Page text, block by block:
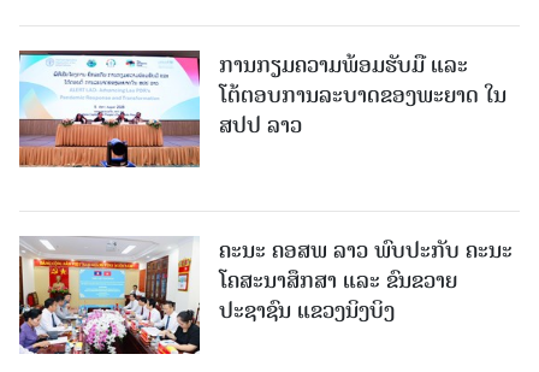
ການກຽມຄວາມພ້ອມຮັບມື ແລະ
ໂຕ້ຕອບການລະບາດຂອງພະຍາດ ໃນ
ສປປ ລາວ
ຄະນະ ຄອສພ ລາວ ພົບປະກັບ ຄະນະ
ໂຄສະນາສຶກສາ ແລະ ຂົນຂວາຍ
ປະຊາຊົນ ແຂວງນິງບິງ